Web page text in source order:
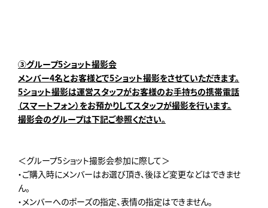
③グループ5ショット撮影会
メンバー4名とお客様とで5ショット撮影をさせていただきます。
5ショット撮影は運営スタッフがお客様のお手持ちの携帯電話
（スマートフォン）をお預かりしてスタッフが撮影を行います。
撮影会のグループは下記ご参照ください。
＜グループ5ショット撮影会参加に際して＞
・ご購入時にメンバーはお選び頂き、後ほど変更などはできませ
ん。
・メンバーへのポーズの指定、表情の指定はできません。